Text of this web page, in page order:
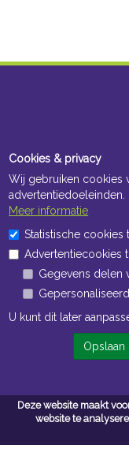
Deze website maakt
website te
ma t/m vr 8:30 uur tot
ma t/m vr 7:00 uur tot
Algemene
Cookies & privacy
Wij gebruiken cookies
advertentiedoeleinden.
Meer informatie
Statistische cookies
Advertentiecookies
Gegevens delen
U kunt dit later
Opslaan